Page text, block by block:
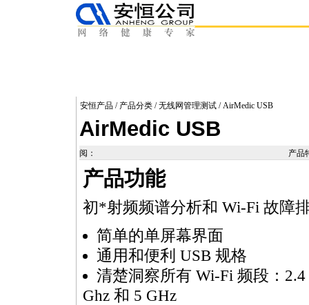
安恒产品 / 产品分类 /无线网管理测试 / AirMedic USB
AirMedic USB
阅： 产品
产品功能
初*射频频谱分析和 Wi-Fi 故障
简单的单屏幕界面
通用和便利 USB 规格
清楚洞察所有 Wi-Fi 频段：2.4
Ghz 和 5 GHz